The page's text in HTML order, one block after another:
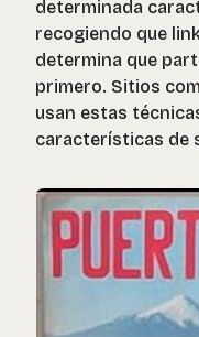
determinada
recogiendo que
determina que
primero. Sitios
usan estas
características de